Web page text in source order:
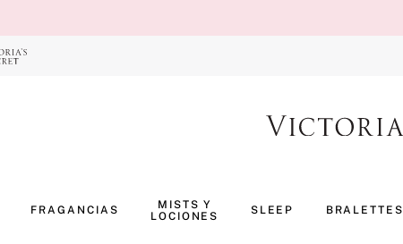
FRAGANCIAS
MISTS Y
LOCIONES
SLEEP BRALETTES